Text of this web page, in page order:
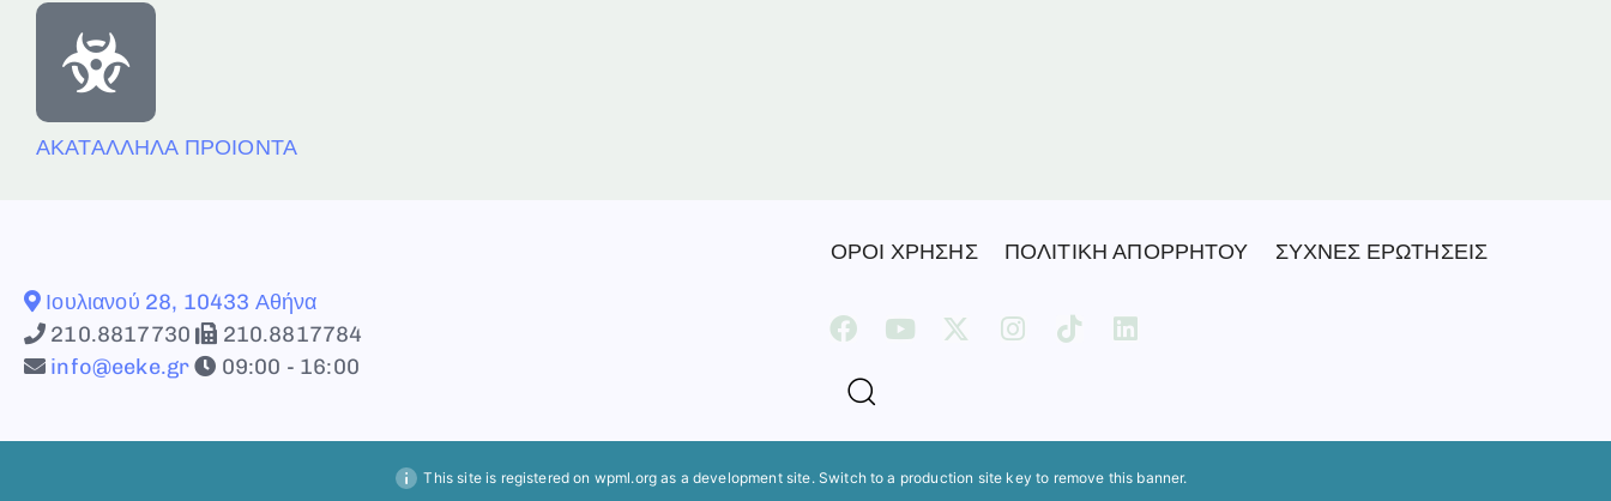
ΑΚΑΤΑΛΛΗΛΑ ΠΡΟΙΟΝΤΑ
Ιουλιανού 28, 10433 Αθήνα
210.8817730
210.8817784
info@eeke.gr
09:00 - 16:00
ΟΡΟΙ ΧΡΗΣΗΣ ΠΟΛΙΤΙΚΗ ΑΠΟΡΡΗΤΟΥ ΣΥΧΝΕΣ ΕΡΩΤΗΣΕΙΣ
This site is registered on wpml.org as a development site. Switch to a production site key to remove this banner.